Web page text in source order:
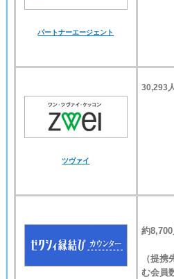
パートナーエージェント
ツヴァイ
30,293
約8,700
（提携
む会員